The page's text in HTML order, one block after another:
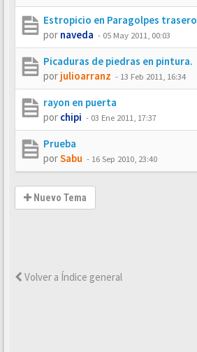
Estropicio en Paragolpes trasero
por naveda - 05 May 2011, 00:03
Picaduras de piedras en pintura.
por julioarranz - 13 Feb 2011, 16:34
rayon en puerta
por chipi - 03 Ene 2011, 17:37
Prueba
porSabu - 16 Sep 2010, 23:40
Nuevo Tema
Volver a Índice general